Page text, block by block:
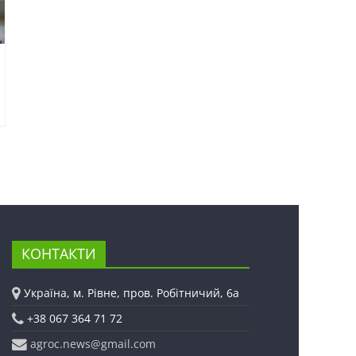
КОНТАКТИ
Україна, м. Рівне, пров. Робітничий, 6а
+38 067 364 71 72
agroc.news@gmail.com